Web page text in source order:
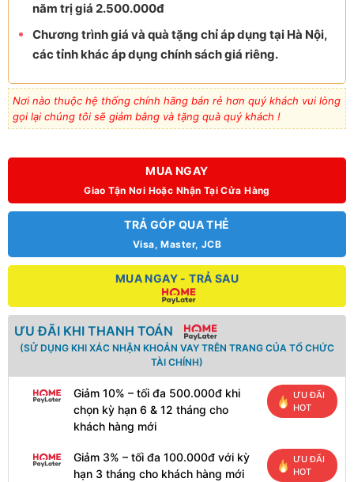
năm trị giá 2.500.000đ
Chương trình giá và quà tặng chỉ áp dụng tại Hà Nội,
các tỉnh khác áp dụng chính sách giá riêng.
Nơi nào thuộc hệ thống chính hãng bán rẻ hơn quý khách vui lòng
gọi lại chúng tôi sẽ giảm bằng và tặng quà quý khách !
MUA NGAY
Giao Tận Nơi Hoặc Nhận Tại Cửa Hàng
TRẢ GÓP QUA THẺ
Visa, Master, JCB
MUA NGAY - TRẢ SAU
ƯU ĐÃI KHI THANH TOÁN
(SỬ DỤNG KHI XÁC NHẬN KHOẢN VAY TRÊN TRANG CỦA TỔ CHỨC
TÀI CHÍNH)
Giảm 10% – tối đa 500.000đ khi
chọn kỳ hạn 6 & 12 tháng cho
khách hàng mới
ƯU ĐÃI
HOT
Giảm 3% – tối đa 100.000đ với kỳ
hạn 3 tháng cho khách hàng mới
ƯU ĐÃI
HOT